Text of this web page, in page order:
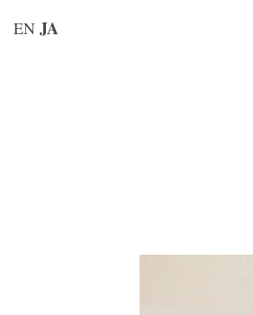
キ
EN JA